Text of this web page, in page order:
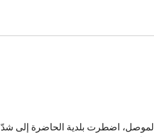
اضطرت بلدية الحاضرة إلى شدّ